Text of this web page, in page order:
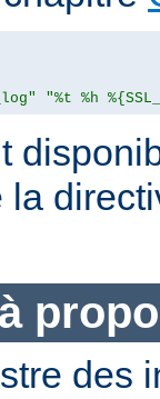
"%t %h
la
des